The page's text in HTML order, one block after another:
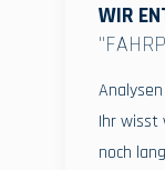
WIR
Ihr wisst
noch